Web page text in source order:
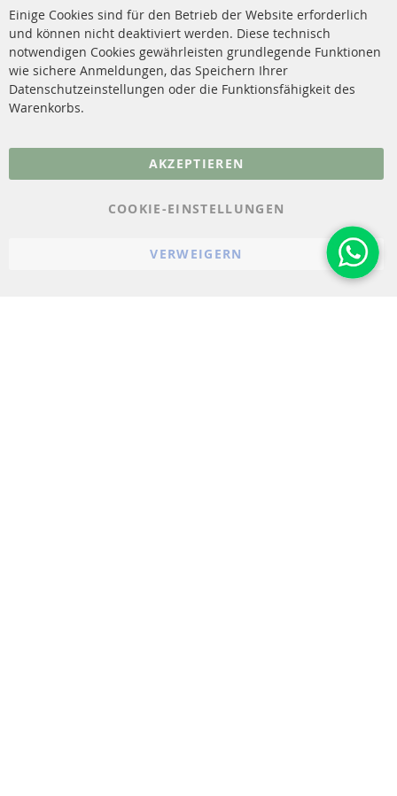
Katalysator (KAT)
Sensoren
FAQ
Versandkosten
Kontakt
Vertrag widerrufen
Einige Cookies sind für den Betrieb der Website erforderlich
und können nicht deaktiviert werden. Diese technisch
notwendigen Cookies gewährleisten grundlegende Funktionen
wie sichere Anmeldungen, das Speichern Ihrer
Datenschutzeinstellungen oder die Funktionsfähigkeit des
Warenkorbs.
AKZEPTIEREN
COOKIE-EINSTELLUNGEN
VERWEIGERN